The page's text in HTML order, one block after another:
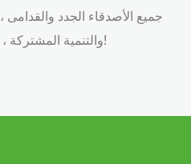
جميع الأصدقاء الجدد والقدامى
والتنمية المشتركة ، ومستقبل أفضل!